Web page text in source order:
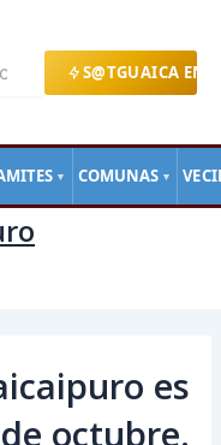
S@TGUAICA EN
▼ COMUNAS ▼
es
octubre.